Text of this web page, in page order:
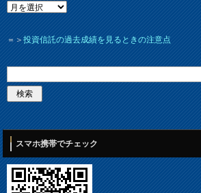
＝＞投資信託の過去成績を見るときの注意点
スマホ携帯でチェック